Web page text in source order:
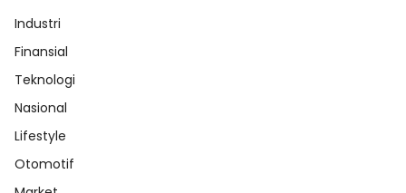
Industri
Finansial
Teknologi
Nasional
Lifestyle
Otomotif